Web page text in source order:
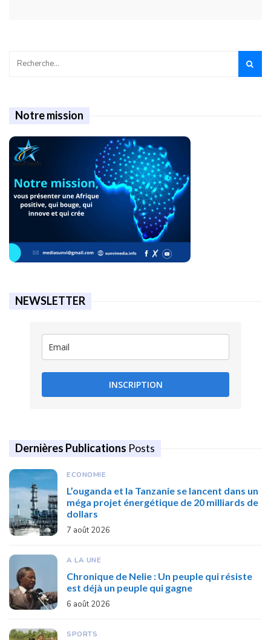
Notre mission
NEWSLETTER
INSCRIPTION
Dernières Publications Posts
ECONOMIE
L’ouganda et la Tanzanie se lancent dans un
méga projet énergétique de 20 milliards de
dollars
7 août 2026
A LA UNE
Chronique de Nelie : Un peuple qui résiste
est déjà un peuple qui gagne
6 août 2026
SPORTS